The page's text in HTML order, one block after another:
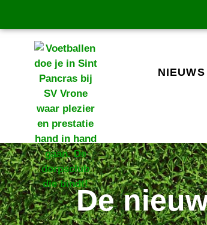
NIEUWS
De